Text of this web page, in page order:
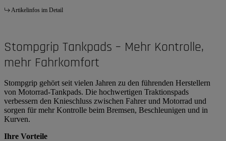
Artikelinfos im Detail
Stompgrip Tankpads – Mehr Kontrolle,
mehr Fahrkomfort
Stompgrip gehört seit vielen Jahren zu den führenden Herstellern
von Motorrad-Tankpads. Die hochwertigen Traktionspads
verbessern den Knieschluss zwischen Fahrer und Motorrad und
sorgen für mehr Kontrolle beim Bremsen, Beschleunigen und in
Kurven.
Ihre Vorteile